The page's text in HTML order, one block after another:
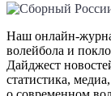
Наш онлайн-
волейбола и
Дайджест
статистика,